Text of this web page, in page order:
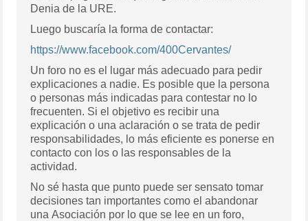
Denia de la URE.
Luego buscaría la forma de contactar:
https://www.facebook.com/400Cervantes/
Un foro no es el lugar más adecuado para pedir
explicaciones a nadie. Es posible que la persona
o personas más indicadas para contestar no lo
frecuenten. Si el objetivo es recibir una
explicación o una aclaración o se trata de pedir
responsabilidades, lo más eficiente es ponerse en
contacto con los o las responsables de la
actividad.
No sé hasta que punto puede ser sensato tomar
decisiones tan importantes como el abandonar
una Asociación por lo que se lee en un foro,